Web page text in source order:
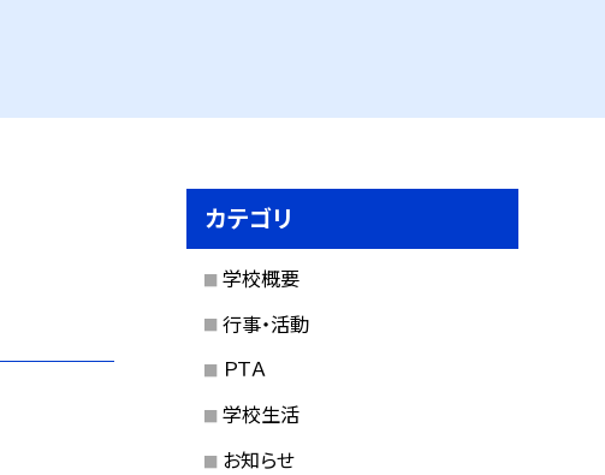
カテゴリ
学校概要
行事・活動
ＰＴＡ
学校生活
お知らせ